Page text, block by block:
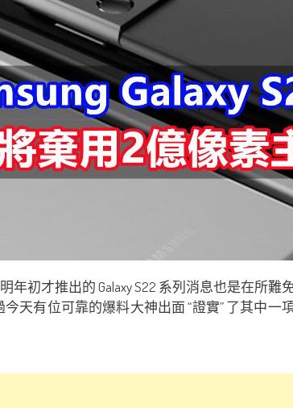
年初才推出的 Galaxy S22 系列消息也是在所難
天有位可靠的爆料大神出面 “證實” 了其中